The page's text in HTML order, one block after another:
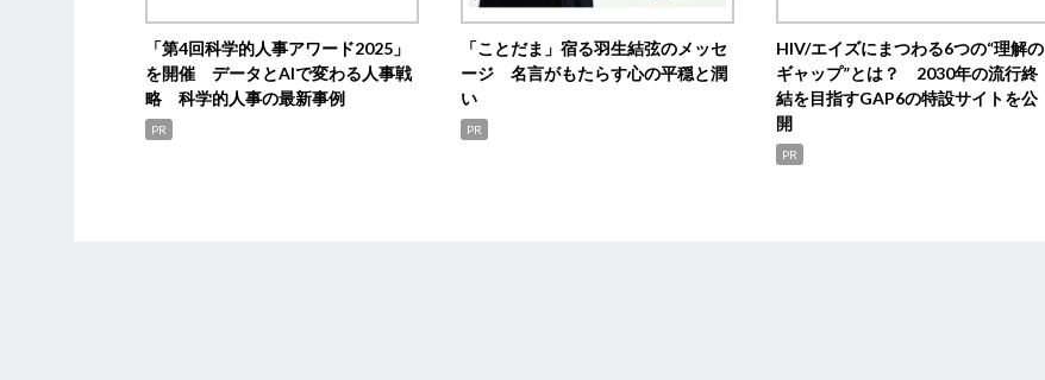
「第4回科学的人事アワード2025」
を開催 データとAIで変わる人事戦
略 科学的人事の最新事例
PR
「ことだま」宿る羽生結弦のメッセ
ージ 名言がもたらす心の平穏と潤
い
PR
HIV/エイズにまつわる6つの“理解の
ギャップ”とは？ 2030年の流行終
結を目指すGAP6の特設サイトを公
開
PR